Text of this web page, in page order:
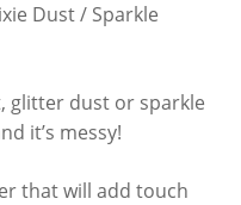
Dust / Sparkle
glitter dust or sparkle
it’s messy!
that will add touch